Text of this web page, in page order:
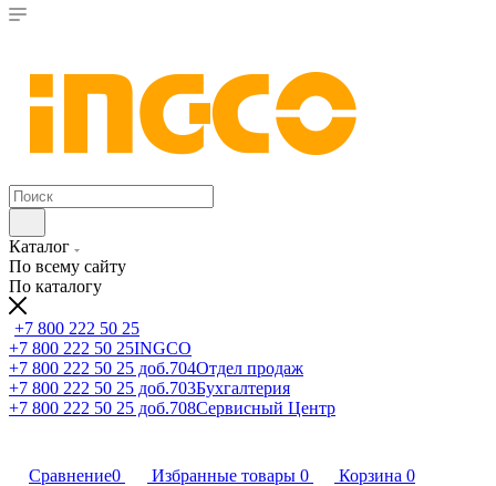
Каталог
По всему сайту
По каталогу
+7 800 222 50 25
+7 800 222 50 25INGCO
+7 800 222 50 25 доб.704Отдел продаж
+7 800 222 50 25 доб.703Бухгалтерия
+7 800 222 50 25 доб.708Сервисный Центр
Сравнение0 Избранные товары 0 Корзина 0